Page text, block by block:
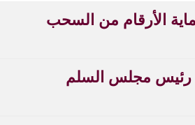
الأرقام من السحب
رئيس مجلس السلم